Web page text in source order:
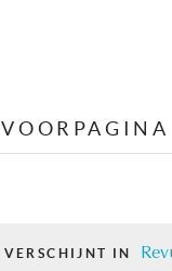
VOORPAGINA
VERSCHIJNT IN